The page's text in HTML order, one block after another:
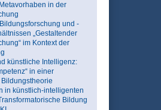
in der
und -
„Gestaltender
im Kontext der
künstliche Intelligenz:
in einer
in künstlich-intelligenten
Bildung